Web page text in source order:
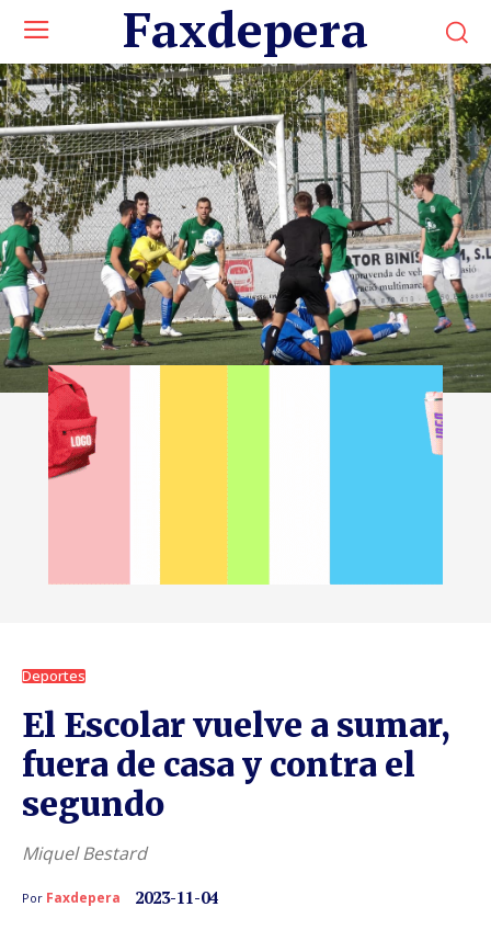
Faxdepera
Deportes
El Escolar vuelve a sumar,
fuera de casa y contra el
segundo
Miquel Bestard
Por Faxdepera 2023-11-04